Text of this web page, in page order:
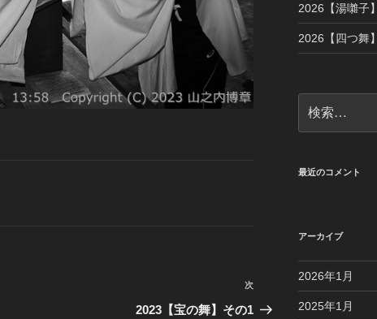
次
の
次
2023【宝の舞】その1
2026【湯囃子
2026【四つ舞
索:
最近のコメント
アーカイブ
2026年1月
2025年1月